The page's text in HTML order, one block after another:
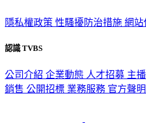
隱私權政策 性騷擾防治措施 網站
認識 TVBS
公司介紹 企業動態 人才招募 主
銷售 公開招標 業務服務 官方聲明